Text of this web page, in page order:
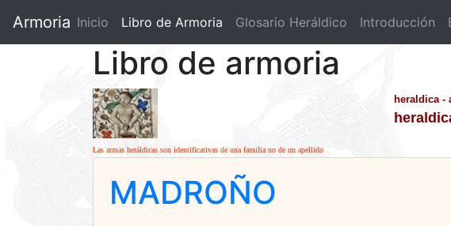
Armoria Inicio Libro de Armoria (current)
Glosario Heráldico Introducción
Libro de armoria
heraldica -
Las armas heráldicas son identificativas de una familia no de un apellido
MADROÑO